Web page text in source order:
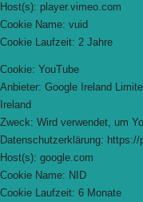
Host(s): player.vimeo.com
Cookie Name: vuid
Cookie Laufzeit: 2 Jahre
Cookie: YouTube
Anbieter: Google Ireland
Ireland
Zweck: Wird verwendet, um
Datenschutzerklärung:
Host(s): google.com
Cookie Name: NID
Cookie Laufzeit: 6 Monate